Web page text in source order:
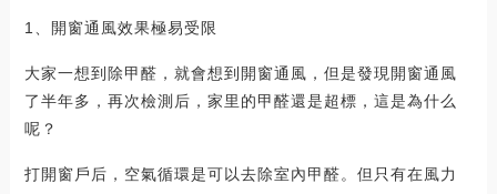
1、開窗通風效果極易受限
大家一想到除甲醛，就會想到開窗通風，但是發現開窗通風
了半年多，再次檢測后，家里的甲醛還是超標，這是為什么
呢？
打開窗戶后，空氣循環是可以去除室內甲醛。但只有在風力